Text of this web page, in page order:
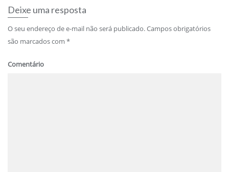
Deixe uma resposta
O seu endereço de e-mail não será publicado.Campos obrigatórios
são marcados com *
Comentário